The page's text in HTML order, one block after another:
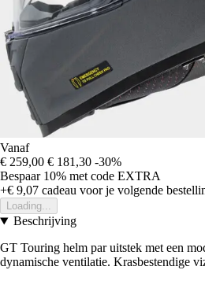
Vanaf
€ 259,00 € 181,30 -30%
Bespaar 10% met code EXTRA
+€ 9,07 cadeau voor je volgende
Loading...
Beschrijving
GT Touring helm par uitstek met een
dynamische ventilatie. Krasbestendige